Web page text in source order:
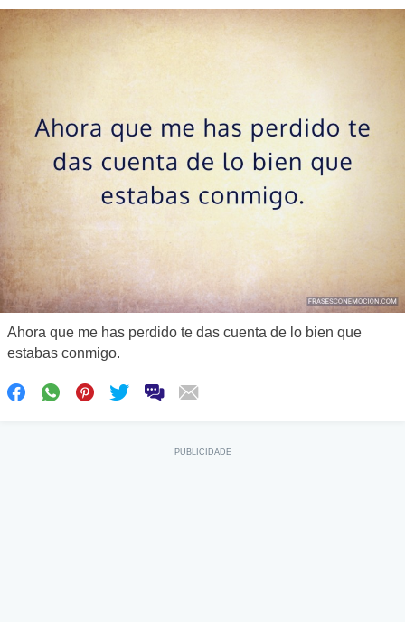
Ahora que me has perdido te das cuenta de lo bien que
estabas conmigo.